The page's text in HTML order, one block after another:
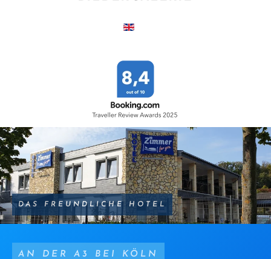
DAS FREUNDLICHE HOTEL
AN DER A3 BEI KÖLN